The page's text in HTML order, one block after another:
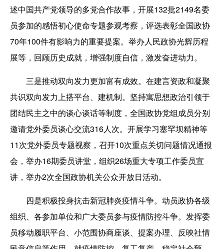
述中国共产党领导的多党合作故事，开展132批2149名委
员参加的感悟初心使命专题参观考察，评选表彰全国政协
70年100件有影响力的重要提案。举办人民政协光辉历程
展等，回顾历史成就，增强制度自信，激发奋进动力。
三是推动双向发力更加富有成效。在建言资政和凝聚
共识双向发力上搭平台、建机制。坚持寓思想政治引领于
团结民主之中的谈心谈话等制度，全国政协党组成员分别
邀请党外委员谈心交流316人次。开展学习塞罕坝精神等
11次党外委员专题视察，召开10次重点关切问题情况通报
会，举办16期委员讲堂，组织26场重大专项工作委员宣
讲，举办2次全国政协机关公众开放日活动。
四是积极投身抗击新冠肺炎疫情斗争。动员政协各级
组织、各参加单位和广大委员参与疫情防控斗争。发挥委
员移动履职平台、小范围协商座谈、提案办理、反映社情